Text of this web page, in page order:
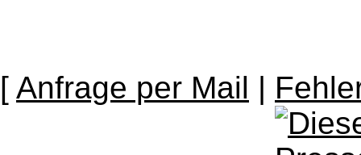
[ Anfrage per Mail |